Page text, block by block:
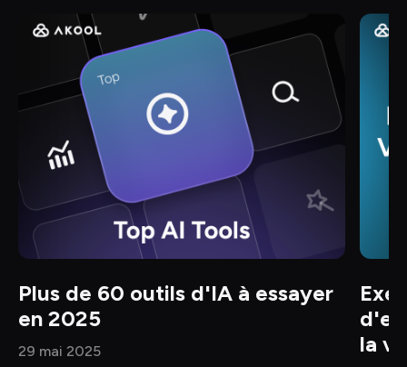
Plus de 60 outils d'IA à essayer
en 2025
29 mai 2025
la